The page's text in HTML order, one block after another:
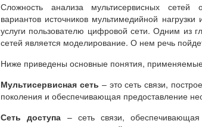
Сложность анализа мультисервисных сетей
вариантов источников мультимедийной
услуги пользователю цифровой сети. Одним из
сетей является моделирование. О нем речь
Ниже приведены основные понятия,
Мультисервисная сеть – это сеть связи,
поколения и обеспечивающая предоставление
Сеть доступа – сеть связи,